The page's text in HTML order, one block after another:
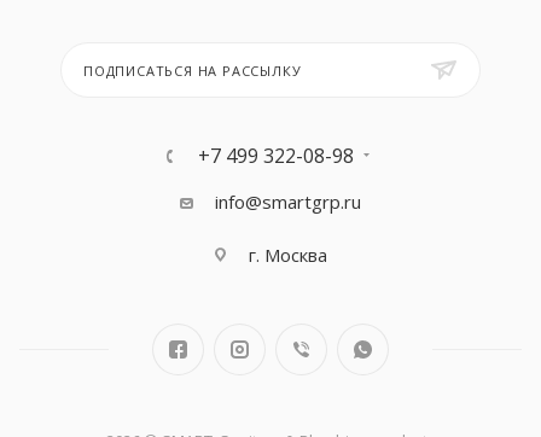
ПОДПИСАТЬСЯ НА РАССЫЛКУ
+7 499 322-08-98
info@smartgrp.ru
г. Москва